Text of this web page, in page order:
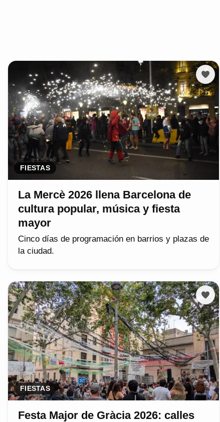
FIESTAS
La Mercè 2026 llena Barcelona de
cultura popular, música y fiesta
mayor
Cinco días de programación en barrios y plazas de
la ciudad.
FIESTAS
Festa Major de Gràcia 2026: calles